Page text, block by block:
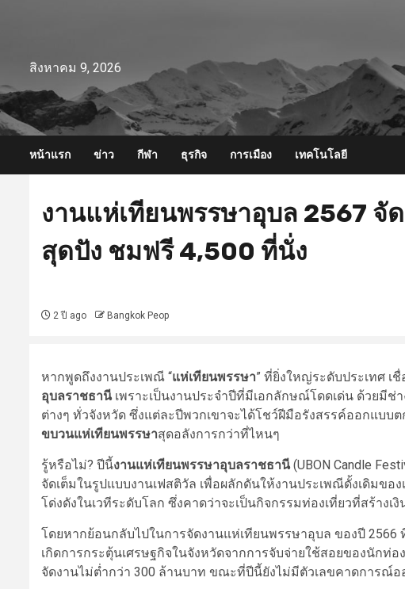
สิงหาคม 9, 2026
หน้าแรก ข่าว กีฬา ธุรกิจ การเมือง เทคโนโลยี
งานแห่เทียนพรรษาอุบล 2567
สุดปัง ชมฟรี 4,500 ที่นั่ง
2 ปี ago Bangkok Peop
หากพูดถึงงานประเพณี “แห่เทียนพรรษา” ที่ยิ่งใหญ่ระดับประเทศ
อุบลราชธานีเพราะเป็นงานประจำปีที่มีเอกลักษณ์โดดเด่น ด้วยมี
ต่างๆ ทั่วจังหวัด ซึ่งแต่ละปีพวกเขาจะได้โชว์ฝีมือรังสรรค์ออกแบบ
ขบวนแห่เทียนพรรษาสุดอลังการกว่าที่ไหนๆ
รู้หรือไม่? ปีนี้งานแห่เทียนพรรษาอุบลราชธานี(UBON Candle
จัดเต็มในรูปแบบงานเฟสติวัล เพื่อผลักดันให้งานประเพณีดั้งเดิมขอ
โด่งดังในเวทีระดับโลก ซึ่งคาดว่าจะเป็นกิจกรรมท่องเที่ยวที่สร้าง
โดยหากย้อนกลับไปในการจัดงานแห่เทียนพรรษาอุบล ของปี 2566
เกิดการกระตุ้นเศรษฐกิจในจังหวัดจากการจับจ่ายใช้สอยของนักท่
จัดงานไม่ต่ำกว่า 300 ล้านบาท ขณะที่ปีนี้ยังไม่มีตัวเลขคาดการณ์อ